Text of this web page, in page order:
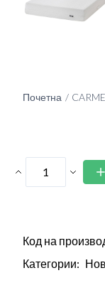
Почетна
Код на
Категории: